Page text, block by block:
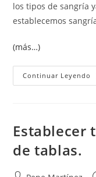
los tipos de sangría
establecemos
(más…)
Continuar Leyendo
Establecer
de tablas.